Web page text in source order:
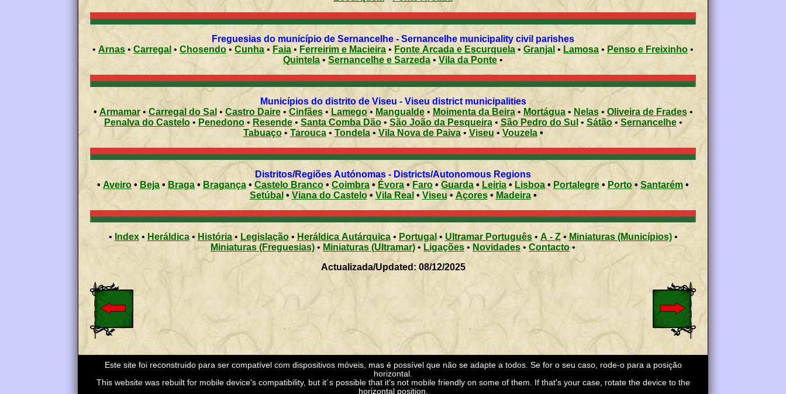
Freguesias do município de Sernancelhe - Sernancelhe municipality civil parishes
• Arnas • Carregal • Chosendo• Cunha • Faia • Ferreirim e Macieira • Fonte Arcada e Escurquela • Granjal • Lamosa • Penso e Freixinho •
Quintela• Sernancelhe e Sarzeda • Vila da Ponte •
Municípios do distrito de Viseu - Viseu district municipalities
• Armamar•Carregal do Sal • Castro Daire• Cinfães• Lamego• Mangualde• Moimenta da Beira• Mortágua• Nelas• Oliveira de Frades•
Penalva do Castelo• Penedono• Resende• Santa Comba Dão• São João da Pesqueira• São Pedro do Sul • Sátão•Sernancelhe•
Tabuaço• Tarouca• Tondela• Vila Nova de Paiva• Viseu • Vouzela •
Distritos/Regiões Autónomas - Districts/Autonomous Regions
• Aveiro • Beja • Braga • Bragança • Castelo Branco• Coimbra • Évora • Faro • Guarda • Leiria • Lisboa• Portalegre• Porto • Santarém •
Setúbal • Viana do Castelo• Vila Real • Viseu• Açores • Madeira •
• Index• Heráldica•História • Legislação • Heráldica Autárquica• Portugal • Ultramar Português• A - Z•Miniaturas (Municípios)•
Miniaturas (Freguesias)• Miniaturas (Ultramar) • Ligações • Novidades • Contacto•
Actualizada/Updated: 08/12/2025
Este site foi reconstruido para ser compatível com dispositivos móveis, mas é possível que não se adapte a todos. Se for o seu caso, rode-o para a posição
horizontal.
This website was rebuilt for mobile device's compatibility, but it´s possible that it's not mobile friendly on some of them. If that's your case, rotate the device to the
horizontal position.